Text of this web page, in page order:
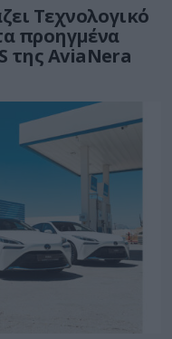
Τεχνολογικό
προηγμένα
της AviaNera